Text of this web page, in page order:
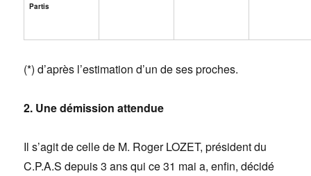
Partis
(*) d’après l’estimation d’un de ses proches.
2. Une démission attendue
Il s’agit de celle de M. Roger LOZET, président du
C.P.A.S depuis 3 ans qui ce 31 mai a, enfin, décidé